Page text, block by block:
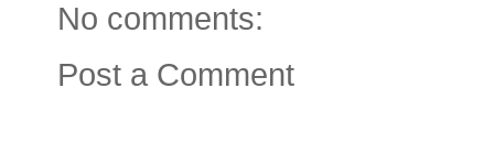
No comments:
Post a Comment